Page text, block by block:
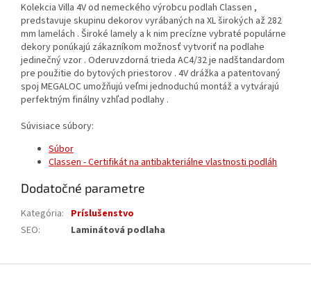
Kolekcia Villa 4V od nemeckého výrobcu podlah Classen ,
predstavuje skupinu dekorov vyrábaných na XL širokých až 282
mm lamelách . Široké lamely a k nim precízne vybraté populárne
dekory ponúkajú zákazníkom možnosť vytvoriť na podlahe
jedinečný vzor . Oderuvzdorná trieda AC4/32 je nadštandardom
pre použitie do bytových priestorov . 4V drážka a patentovaný
spoj MEGALOC umožňujú veľmi jednoduchú montáž a vytvárajú
perfektným finálny vzhľad podlahy .
Súvisiace súbory:
Súbor
Classen - Certifikát na antibakteriálne vlastnosti podláh
Dodatočné parametre
Kategória: Príslušenstvo
SEO: Laminátová podlaha